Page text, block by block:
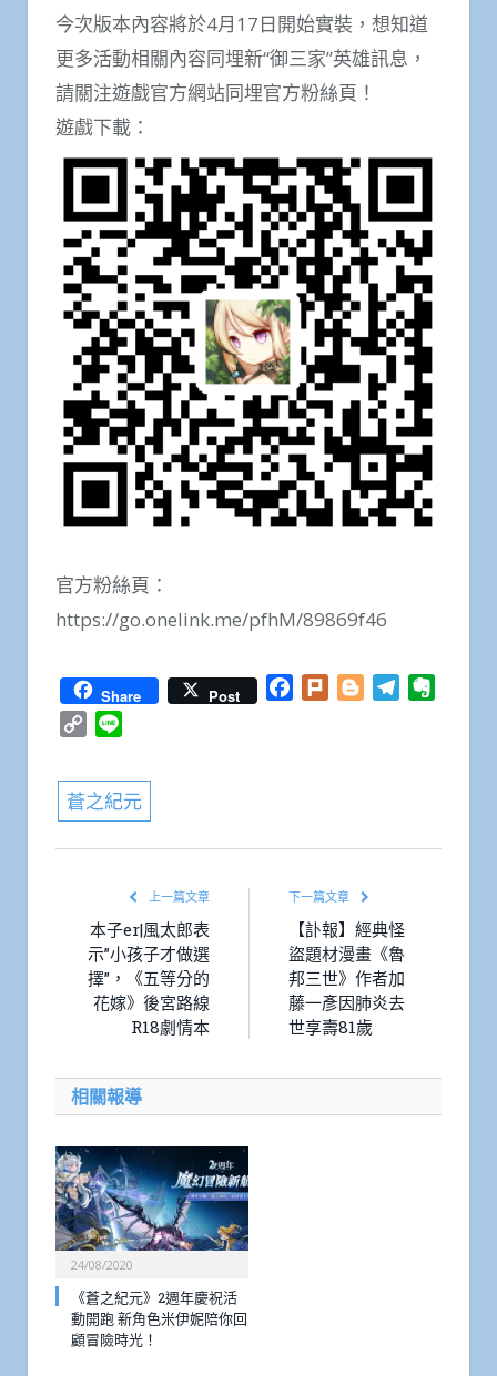
今次版本內容將於4月17日開始實裝，想知道
更多活動相關內容同埋新“御三家”英雄訊息，
請關注遊戲官方網站同埋官方粉絲頁！
遊戲下載：
官方粉絲頁：
https://go.onelink.me/pfhM/89869f46
Share Post Facebook
Plurk BloggerTelegram
Copy
蒼之紀元
上一篇文章
本子er|風太郎表
示”小孩子才做選
擇”，《五等分的
花嫁》後宮路線
R18劇情本
下一篇文章
【訃報】經典怪
盜題材漫畫《魯
邦三世》作者加
藤一彥因肺炎去
世享壽81歲
相關報導
24/08/2020
《蒼之紀元》2週年慶祝活
動開跑 新角色米伊妮陪你回
顧冒險時光！